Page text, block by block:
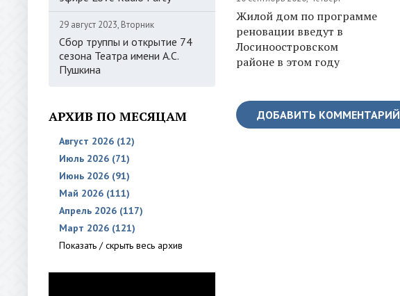
29 август 2023, Вторник
Сбор труппы и открытие 74
сезона Театра имени А.С.
Пушкина
АРХИВ ПО МЕСЯЦАМ
Август 2026 (12)
Июль 2026 (71)
Июнь 2026 (91)
Май 2026 (111)
Апрель 2026 (117)
Март 2026 (121)
Показать / скрыть весь архив
Жилой дом по программе
реновации введут в
Лосиноостровском
районе в этом году
ДОБАВИТЬ КОММЕНТАРИЙ